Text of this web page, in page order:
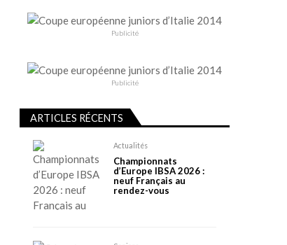
Publicité
Publicité
ARTICLES RÉCENTS
Actualités
Championnats
d’Europe IBSA 2026 :
neuf Français au
rendez-vous